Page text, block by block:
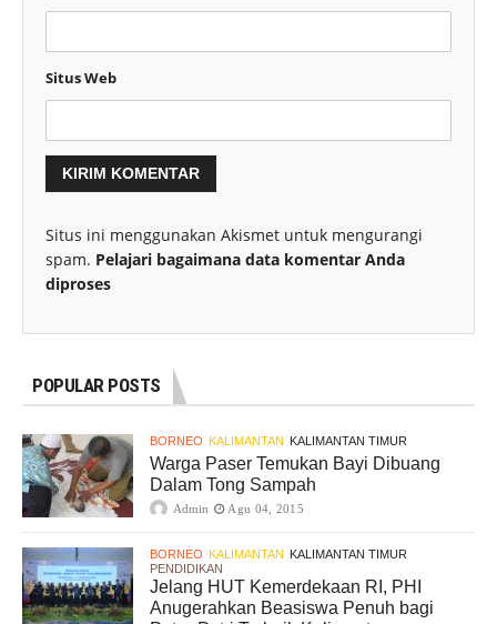
Situs Web
Situs ini menggunakan Akismet untuk mengurangi
spam. Pelajari bagaimana data komentar Anda
diproses
POPULAR POSTS
BORNEO KALIMANTAN KALIMANTAN TIMUR
Warga Paser Temukan Bayi Dibuang
Dalam Tong Sampah
Admin Agu 04, 2015
BORNEO KALIMANTAN KALIMANTAN TIMUR
PENDIDIKAN
Jelang HUT Kemerdekaan RI, PHI
Anugerahkan Beasiswa Penuh bagi